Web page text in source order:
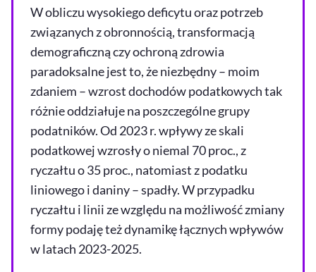
W obliczu wysokiego deficytu oraz potrzeb
związanych z obronnością, transformacją
demograficzną czy ochroną zdrowia
paradoksalne jest to, że niezbędny – moim
zdaniem – wzrost dochodów podatkowych tak
różnie oddziałuje na poszczególne grupy
podatników. Od 2023 r. wpływy ze skali
podatkowej wzrosły o niemal 70 proc., z
ryczałtu o 35 proc., natomiast z podatku
liniowego i daniny – spadły. W przypadku
ryczałtu i linii ze względu na możliwość zmiany
formy podaję też dynamikę łącznych wpływów
w latach 2023-2025.